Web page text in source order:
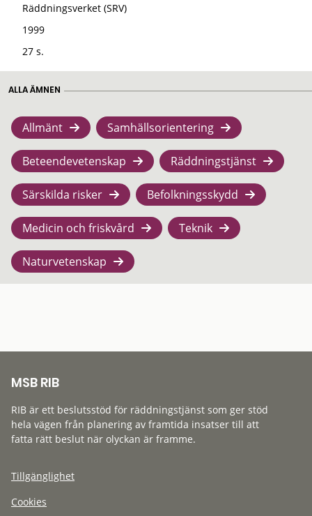
Räddningsverket (SRV)
1999
27 s.
ALLA ÄMNEN
Allmänt Samhällsorientering
Beteendevetenskap Räddningstjänst
Särskilda risker Befolkningsskydd
Medicin och friskvård Teknik
Naturvetenskap
MSB RIB
RIB är ett beslutsstöd för räddningstjänst som ger stöd
hela vägen från planering av framtida insatser till att
fatta rätt beslut när olyckan är framme.
Tillgänglighet
Cookies